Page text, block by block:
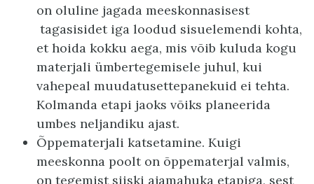
on oluline jagada meeskonnasisest
tagasisidet iga loodud sisuelemendi kohta,
et hoida kokku aega, mis võib kuluda kogu
materjali ümbertegemisele juhul, kui
vahepeal muudatusettepanekuid ei tehta.
Kolmanda etapi jaoks võiks planeerida
umbes neljandiku ajast.
Õppematerjali katsetamine. Kuigi
meeskonna poolt on õppematerjal valmis,
on tegemist siiski ajamahuka etapiga, sest